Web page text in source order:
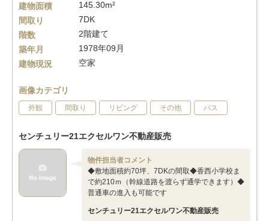
建物面積
145.30m²
間取り
7DK
階数
2階建て
築年月
1978年09月
建物現況
空家
画像カテゴリ
外観 間取り リビング その他 バス
センチュリー21エクセルワン不動産販売
物件担当者コメント
◆敷地面積約70坪、7DKの間取◆香西小学校ま
で約210ｍ（幹線道路を渡らず通学できます）◆
普通車の進入も可能です
センチュリー21エクセルワン不動産販売